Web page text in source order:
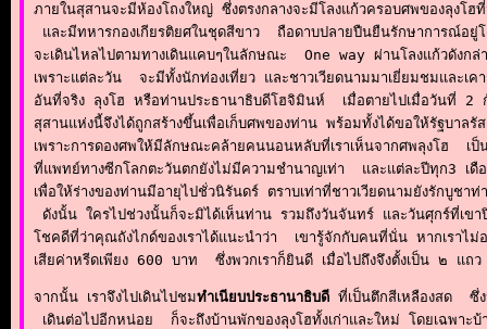
ภายในสุสานจะมีห้องโถงใหญ่ ซึ่งตรงกลางจะมีโลงแก้วครอบศพของลุง
และมีทหารกองเกียรติยศในชุดสีขาว  ถือดาบปลายปืนยืนรักษาการณ์อ
จะเดินไหลไปตามทางเดินแคบๆในลักษณะ  One way ผ่านโลงแก้วดัง
เพราะแต่ละวัน  จะมีทั้งนักท่องเที่ยว และชาวเวียดนามมาเยี่ยมชมและ
อันที่จริง ลุงโฮ หรือท่านประธานาธิบดีโฮจิมินห์  เมื่อตายไปเมื่อวันที่
สุสานแห่งนี้จึงได้ถูกสร้างขึ้นเพื่อเก็บศพของท่าน พร้อมทั้งได้ขอให้รัฐบาล
เพราะการดองศพให้มีลักษณะคล้ายคนนอนหลับที่เราเห็นจากศพลุงโฮ  เ
ที่แพทย์ทางซีกโลกตะวันตกยังไม่มีความชำนาญเท่า  และแต่ละปีทุก3 เ
เพื่อให้ร่างของท่านมีอายุไปชั่วนิรันดร์ ตราบเท่าที่ชาวเวียดนามยังรักบูช
ดังนั้น ใครไปช่วงนั้นก็จะมิได้เห็นท่าน รวมถึงวันจันทร์ และวันศุกร์ที่เ
โชคดีที่ว่าคุณถังไกด์ของเราได้แนะนำว่า  เขารู้จักกับคนที่นั่น หากเราไ
เสียค่าหรีดเพียง 600 บาท  ซึ่งพวกเราก็ยินดี เมื่อไปถึงจึงตั้งเป็น ๒ แ
จากนั้น เราจึงไปเดินไปชมทำเนียบประธานาธิบดี ที่เป็นตึกสีเหลืองสด  ซึ่
เดินต่อไปอีกหน่อย  ก็จะถึงบ้านพักของลุงโฮทั้งเก่าและใหม่ โดยเฉพ